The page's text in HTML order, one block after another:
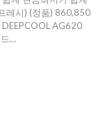
레시) (정품) 860,850
AG620
…